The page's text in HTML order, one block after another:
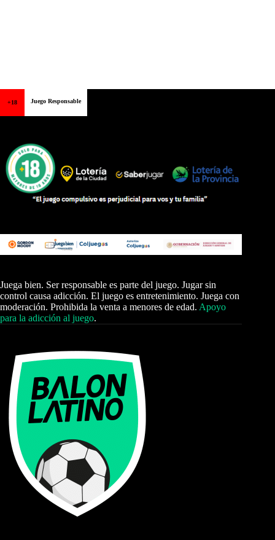
+18 Juego Responsable
Juega bien. Ser responsable es parte del juego. Jugar sin
control causa adicción. El juego es entretenimiento. Juega con
moderación. Prohibida la venta a menores de edad. Apoyo
para la adicción al juego.